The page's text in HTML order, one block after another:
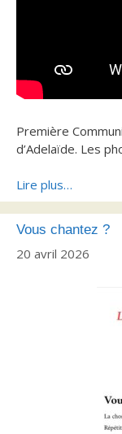
Première
d’Adelaïde. Les
Lire plus…
Vous chantez ?
20 avril 2026